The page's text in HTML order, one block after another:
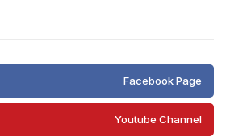
Facebook Page
Youtube Channel